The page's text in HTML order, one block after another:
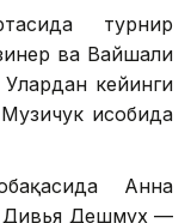
турнир
ва Вайшали
кейинги
ҳисобида
Анна
Дивья Дешмух —